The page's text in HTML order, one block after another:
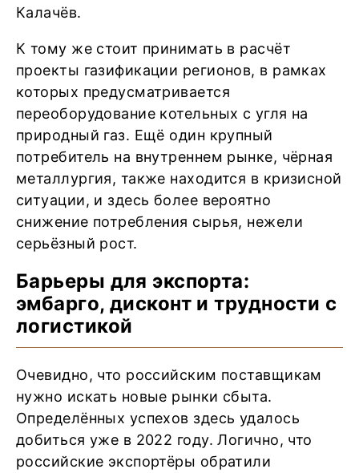
Калачёв.
К тому же стоит принимать в расчёт
проекты газификации регионов, в рамках
которых предусматривается
переоборудование котельных с угля на
природный газ. Ещё один крупный
потребитель на внутреннем рынке, чёрная
металлургия, также находится в кризисной
ситуации, и здесь более вероятно
снижение потребления сырья, нежели
серьёзный рост.
Барьеры для экспорта:
эмбарго, дисконт и трудности с
логистикой
Очевидно, что российским поставщикам
нужно искать новые рынки сбыта.
Определённых успехов здесь удалось
добиться уже в 2022 году. Логично, что
российские экспортёры обратили